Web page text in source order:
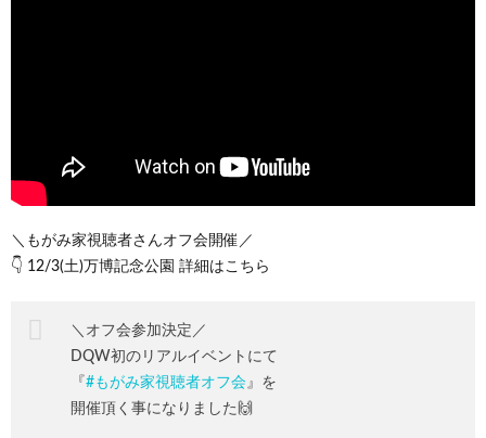
＼もがみ家視聴者さんオフ会開催／
👇 12/3(土)万博記念公園 詳細はこちら
＼オフ会参加決定／
DQW初のリアルイベントにて
『#もがみ家視聴者オフ会 』を
開催頂く事になりました🙌